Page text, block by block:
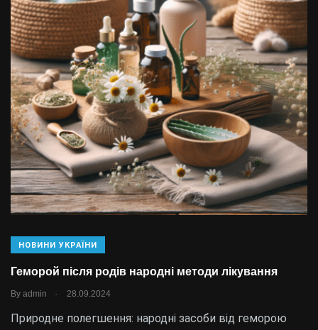
НОВИНИ УКРАЇНИ
Геморой після родів народні методи лікування
By admin . 28.09.2024
Природне полегшення: народні засоби від геморою